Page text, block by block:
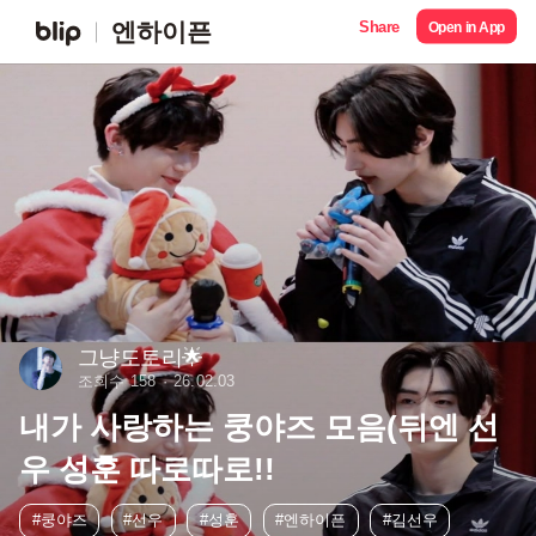
엔하이픈 Share Open in App
그냥도토리🌟
조회수 158 26.02.03
내가 사랑하는 쿵야즈 모음(뒤엔 선
우 성훈 따로따로!!
#쿵야즈 #선우 #성훈 #엔하이픈 #김선우